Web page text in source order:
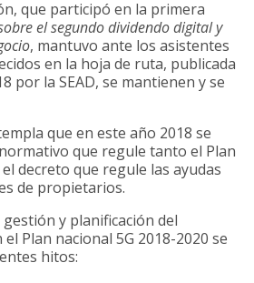
que participó en la primera
el segundo dividendo digital y
, mantuvo ante los asistentes
en la hoja de ruta, publicada
por la SEAD, se mantienen y se
que en este año 2018 se
que regule tanto el Plan
decreto que regule las ayudas
de propietarios.
y planificación del
Plan nacional 5G 2018-2020 se
hitos: